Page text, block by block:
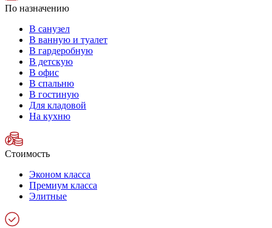
По назначению
В санузел
В ванную и туалет
В гардеробную
В детскую
В офис
В спальню
В гостиную
Для кладовой
На кухню
Стоимость
Эконом класса
Премиум класса
Элитные